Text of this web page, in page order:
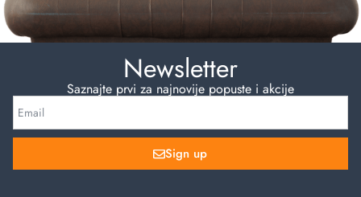
Newsletter
Saznajte prvi za najnovije popuste i akcije
Sign up